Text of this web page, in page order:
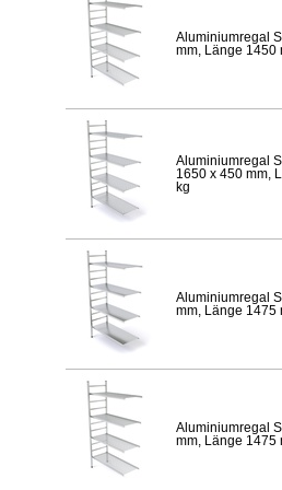
Aluminiumregal
mm, Länge 1450
Aluminiumregal
1650 x 450 mm,
kg
Aluminiumregal
mm, Länge 1475
Aluminiumregal
mm, Länge 1475